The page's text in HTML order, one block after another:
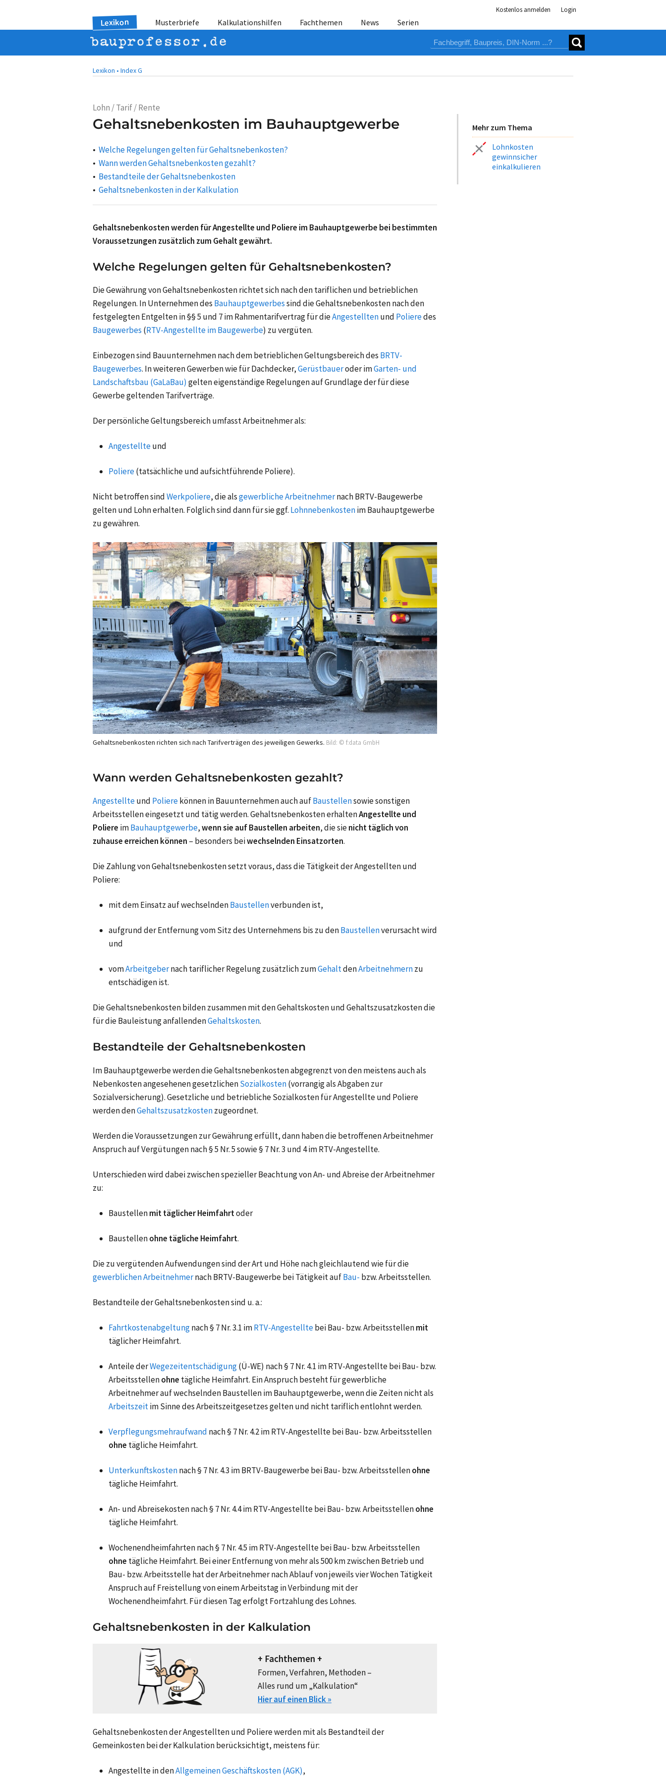
Kostenlos anmelden Login
Lexikon Musterbriefe Kalkulationshilfen Fachthemen News Serien
Lexikon • Index G
Lohn / Tarif / Rente
Gehaltsnebenkosten im Bauhauptgewerbe
Welche Regelungen gelten für Gehaltsnebenkosten?
Wann werden Gehaltsnebenkosten gezahlt?
Bestandteile der Gehaltsnebenkosten
Gehaltsnebenkosten in der Kalkulation
Gehaltsnebenkosten werden für Angestellte und Poliere im Bauhauptgewerbe bei bestimmten
Voraussetzungen zusätzlich zum Gehalt gewährt.
Welche Regelungen gelten für Gehaltsnebenkosten?
Die Gewährung von Gehaltsnebenkosten richtet sich nach den tariflichen und betrieblichen
Regelungen. In Unternehmen des Bauhauptgewerbessind die Gehaltsnebenkosten nach den
festgelegten Entgelten in §§ 5 und 7 im Rahmentarifvertrag für dieAngestelltenund Polieredes
Baugewerbes (RTV-Angestellte im Baugewerbe) zu vergüten.
Einbezogen sind Bauunternehmen nach dem betrieblichen Geltungsbereich des BRTV-
Baugewerbes. In weiteren Gewerben wie für Dachdecker,Gerüstbaueroder imGarten- und
Landschaftsbau (GaLaBau) gelten eigenständige Regelungen auf Grundlage der für diese
Gewerbe geltenden Tarifverträge.
Der persönliche Geltungsbereich umfasst Arbeitnehmer als:
Angestellteund
Poliere(tatsächliche und aufsichtführende Poliere).
Nicht betroffen sindWerkpoliere, die alsgewerbliche Arbeitnehmernach BRTV-Baugewerbe
gelten und Lohn erhalten. Folglich sind dann für sie ggf. Lohnnebenkostenim Bauhauptgewerbe
zu gewähren.
Gehaltsnebenkosten richten sich nach Tarifverträgen des jeweiligen Gewerks. Bild: © f:data GmbH
Wann werden Gehaltsnebenkosten gezahlt?
Angestellteund Polierekönnen in Bauunternehmen auch aufBaustellensowie sonstigen
Arbeitsstellen eingesetzt und tätig werden. Gehaltsnebenkosten erhaltenAngestellte und
Poliere imBauhauptgewerbe,wenn sie auf Baustellen arbeiten, die sienicht täglich von
zuhause erreichen können – besonders beiwechselnden Einsatzorten.
Die Zahlung von Gehaltsnebenkosten setzt voraus, dass die Tätigkeit der Angestellten und
Poliere:
mit dem Einsatz auf wechselndenBaustellenverbunden ist,
aufgrund der Entfernung vom Sitz des Unternehmens bis zu denBaustellenverursacht wird
und
vomArbeitgebernach tariflicher Regelung zusätzlich zumGehaltdenArbeitnehmernzu
entschädigen ist.
Die Gehaltsnebenkosten bilden zusammen mit den Gehaltskosten und Gehaltszusatzkosten die
für die Bauleistung anfallendenGehaltskosten.
Bestandteile der Gehaltsnebenkosten
Im Bauhauptgewerbe werden die Gehaltsnebenkosten abgegrenzt von den meistens auch als
Nebenkosten angesehenen gesetzlichenSozialkosten(vorrangig als Abgaben zur
Sozialversicherung). Gesetzliche und betriebliche Sozialkosten für Angestellte und Poliere
werden denGehaltszusatzkostenzugeordnet.
Werden die Voraussetzungen zur Gewährung erfüllt, dann haben die betroffenen Arbeitnehmer
Anspruch auf Vergütungen nach § 5 Nr. 5 sowie § 7 Nr. 3 und 4 im RTV-Angestellte.
Unterschieden wird dabei zwischen spezieller Beachtung von An- und Abreise der Arbeitnehmer
zu:
Baustellenmit täglicher Heimfahrtoder
Baustellenohne tägliche Heimfahrt.
Die zu vergütenden Aufwendungen sind der Art und Höhe nach gleichlautend wie für die
gewerblichen Arbeitnehmernach BRTV-Baugewerbe bei Tätigkeit aufBau- bzw. Arbeitsstellen.
Bestandteile der Gehaltsnebenkosten sind u. a.:
Fahrtkostenabgeltungnach § 7 Nr. 3.1 imRTV-Angestelltebei Bau- bzw. Arbeitsstellenmit
täglicher Heimfahrt.
Anteile derWegezeitentschädigung(Ü-WE) nach § 7 Nr. 4.1 im RTV-Angestellte bei Bau- bzw.
Arbeitsstellenohne tägliche Heimfahrt. Ein Anspruch besteht für gewerbliche
Arbeitnehmer auf wechselnden Baustellen im Bauhauptgewerbe, wenn die Zeiten nicht als
Arbeitszeitim Sinne des Arbeitszeitgesetzes gelten und nicht tariflich entlohnt werden.
Verpflegungsmehraufwand nach § 7 Nr. 4.2 im RTV-Angestellte bei Bau- bzw. Arbeitsstellen
ohne tägliche Heimfahrt.
Unterkunftskostennach § 7 Nr. 4.3 im BRTV-Baugewerbe bei Bau- bzw. Arbeitsstellenohne
tägliche Heimfahrt.
An- und Abreisekosten nach § 7 Nr. 4.4 im RTV-Angestellte bei Bau- bzw. Arbeitsstellenohne
tägliche Heimfahrt.
Wochenendheimfahrtennach § 7 Nr. 4.5 im RTV-Angestellte bei Bau- bzw. Arbeitsstellen
ohne tägliche Heimfahrt. Bei einer Entfernung von mehr als 500 km zwischen Betrieb und
Bau- bzw. Arbeitsstelle hat der Arbeitnehmer nach Ablauf von jeweils vier Wochen Tätigkeit
Anspruch auf Freistellung von einem Arbeitstag in Verbindung mit der
Wochenendheimfahrt. Für diesen Tag erfolgt Fortzahlung des Lohnes.
Gehaltsnebenkosten in der Kalkulation
+ Fachthemen +
Formen, Verfahren, Methoden –
Alles rund um „Kalkulation“
Hier auf einen Blick »
Gehaltsnebenkosten der Angestellten und Poliere werden mit als Bestandteil der
Gemeinkosten bei derKalkulationberücksichtigt, meistens für:
Angestellte in denAllgemeinen Geschäftskosten (AGK),
Mehr zum Thema
Lohnkosten
gewinnsicher
einkalkulieren